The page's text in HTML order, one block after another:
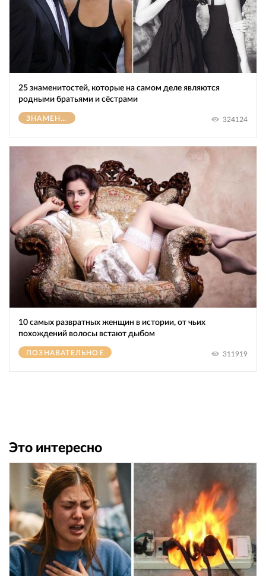
25 знаменитостей, которые на самом деле являются
родными братьями и сёстрами
ЗНАМЕНИТОСТИ 324124
10 самых развратных женщин в истории, от чьих
похождений волосы встают дыбом
ПОЗНАВАТЕЛЬНОЕ 311919
Это интересно